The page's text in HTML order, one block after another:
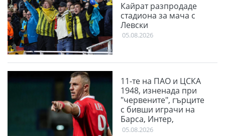
Кайрат разпродаде
стадиона за мача с
Левски
05.08.2026
11-те на ПАО и ЦСКА
1948, изненада при
"червените", гърците
с бивши играчи на
Барса, Интер,
Ливърпул и Ман
05.08.2026